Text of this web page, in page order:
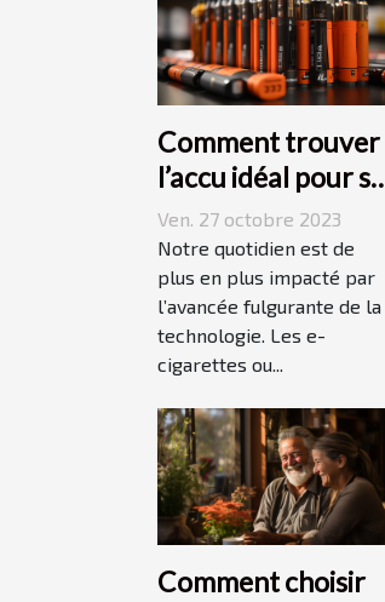
Comment trouver
l’accu idéal pour sa
e-cigarette ?
Ven. 27 octobre 2023
Notre quotidien est de
plus en plus impacté par
l’avancée fulgurante de la
technologie. Les e-
cigarettes ou...
Comment choisir